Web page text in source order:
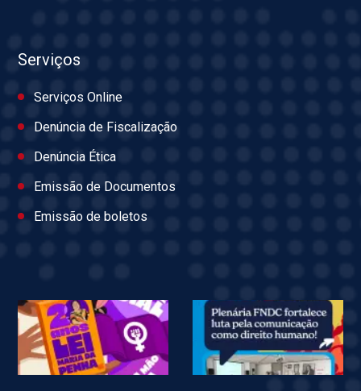
Serviços
Serviços Online
Denúncia de Fiscalização
Denúncia Ética
Emissão de Documentos
Emissão de boletos